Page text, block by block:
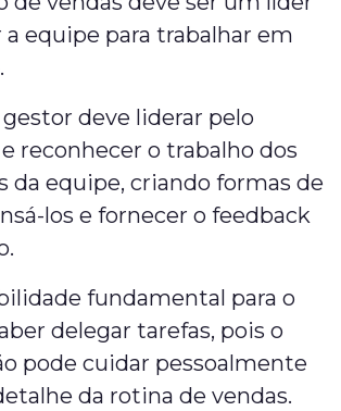
a equipe para trabalhar em
deve liderar pelo
reconhecer o trabalho dos
da equipe, criando formas de
los e fornecer o feedback
fundamental para o
delegar tarefas, pois o
pode cuidar pessoalmente
da rotina de vendas.